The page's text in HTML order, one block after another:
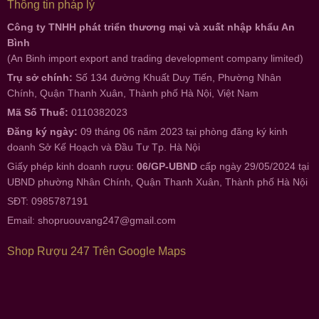
Thông tin pháp lý
Công ty TNHH phát triển thương mại và xuất nhập khẩu An
Bình
(An Binh import export and trading development company limited)
Trụ sở chính: Số 134 đường Khuất Duy Tiến, Phường Nhân
Chính, Quận Thanh Xuân, Thành phố Hà Nội, Việt Nam
Mã Số Thuế: 0110382023
Đăng ký ngày: 09 tháng 06 năm 2023 tại phòng đăng ký kinh
doanh Sở Kế Hoạch và Đầu Tư Tp. Hà Nội
Giấy phép kinh doanh rượu: 06/GP-UBND cấp ngày 29/05/2024 tại
UBND phường Nhân Chính, Quận Thanh Xuân, Thành phố Hà Nội
SĐT: 0985787191
Email: shopruouvang247@gmail.com
Shop Rượu 247 Trên Google Maps